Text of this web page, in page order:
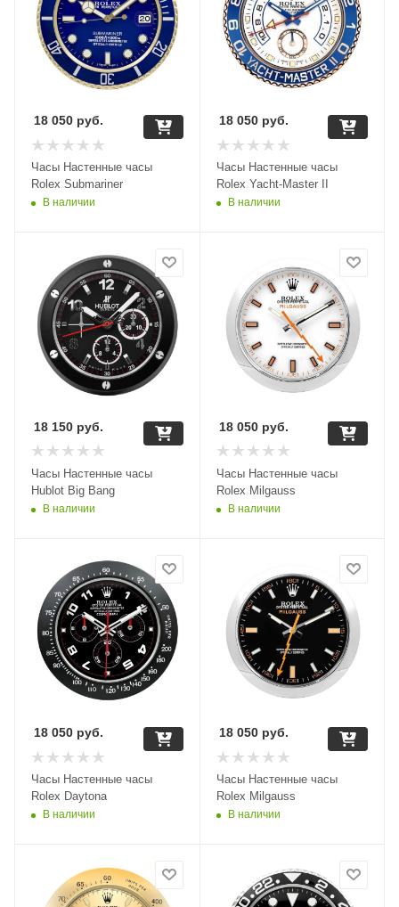
Часы Настенные часы
Rolex Submariner
В наличии
18 050 руб.
Часы Настенные часы
Rolex Yacht-Master II
В наличии
18 050руб.
Часы Настенные часы
Hublot Big Bang
В наличии
18 150 руб.
Часы Настенные часы
Rolex Milgauss
В наличии
18 050руб.
Часы Настенные часы
Rolex Daytona
В наличии
18 050 руб.
Часы Настенные часы
Rolex Milgauss
В наличии
18 050руб.